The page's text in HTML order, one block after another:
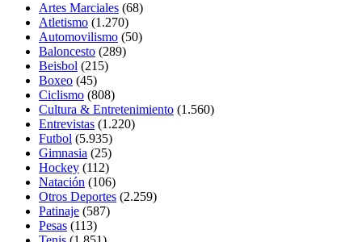
Artes Marciales (68)
Atletismo (1.270)
Automovilismo (50)
Baloncesto (289)
Beisbol (215)
Boxeo (45)
Ciclismo (808)
Cultura & Entretenimiento (1.560)
Entrevistas (1.220)
Futbol (5.935)
Gimnasia (25)
Hockey (112)
Natación (106)
Otros Deportes (2.259)
Patinaje (587)
Pesas (113)